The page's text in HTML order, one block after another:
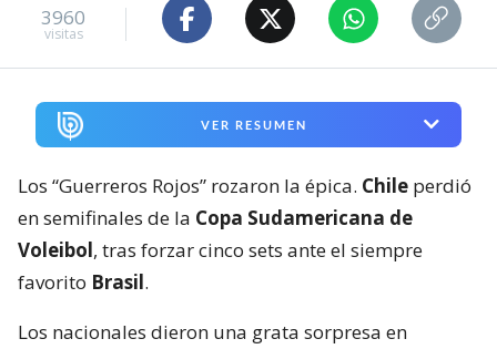
3960
visitas
VER RESUMEN
Los “Guerreros Rojos” rozaron la épica. Chile perdió
en semifinales de la Copa Sudamericana de
Voleibol, tras forzar cinco sets ante el siempre
favorito Brasil.
Los nacionales dieron una grata sorpresa en